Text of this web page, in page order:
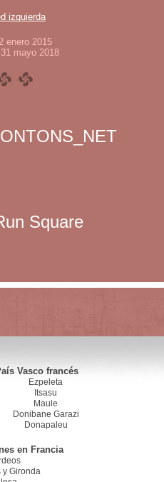
izquierda
enero 2015
mayo 2018
Square
Vasco francés
Ezpeleta
Itsasu
Maule
Donibane Garazi
Donapaleu
en Francia
y Gironda